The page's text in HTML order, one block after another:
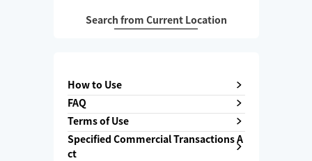
Search from Current Location
How to Use
FAQ
Terms of Use
Specified Commercial Transactions A
ct